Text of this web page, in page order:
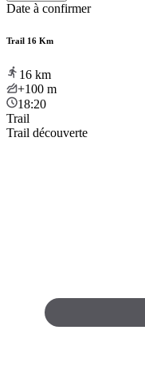
Date à confirmer
Trail 16 Km
16 km
+100 m
18:20
Trail
Trail découverte